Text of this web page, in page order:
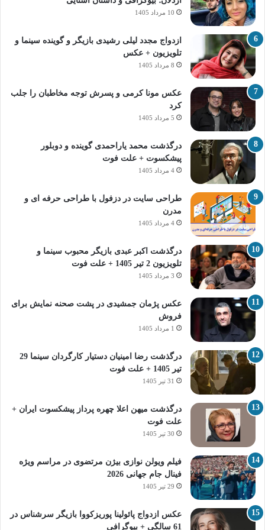
10 مرداد 1405
ازدواج مجدد لیلی رشیدی بازیگر و گوینده سینما و
تلویزیون + عکس
8 مرداد 1405
عکس مونا کرمی و پسرش توجه مخاطبان را جلب
کرد
5 مرداد 1405
درگذشت محمد یاراحمدی گوینده و دوبلور
پیشکسوت + علت فوت
4 مرداد 1405
طراحی سایت در دزفول با طراحی حرفه‌ ای و
مدرن
4 مرداد 1405
درگذشت اکبر عبدی بازیگر محبوب سینما و
تلویزیون 2 تیر 1405 + علت فوت
3 مرداد 1405
عکس پژمان جمشیدی در پشت صحنه نمایش برای
فروش
1 مرداد 1405
درگذشت رضا امینیان دستیار کارگردان سینما 29
تیر 1405 + علت فوت
31 تیر 1405
درگذشت میهن اعلا چهره پرداز پیشکسوت ایران +
علت فوت
30 تیر 1405
فیلم ویولن نوازی بیژن مرتضوی در مراسم ویژه
فینال جام جهانی 2026
29 تیر 1405
عکس ازدواج پائولینا پوریزکووا بازیگر سرشناس در
61 سالگی + بیوگرافی